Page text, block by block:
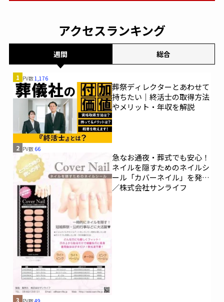
アクセスランキング
週間 総合
1 PV数1,176
葬祭ディレクターとあわせて
持ちたい｜終活士の取得方法
やメリット・年収を解説
2 PV数 66
急なお通夜・葬式でも安心！
ネイルを隠すためのネイルシ
ール「カバーネイル」を発売
／株式会社サンライフ
3